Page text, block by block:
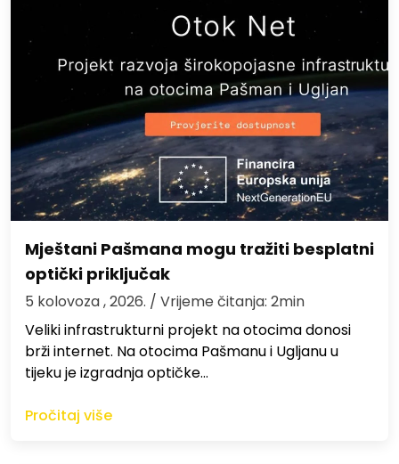
Mještani Pašmana mogu tražiti besplatni
optički priključak
5 kolovoza , 2026. / Vrijeme čitanja: 2min
Veliki infrastrukturni projekt na otocima donosi
brži internet. Na otocima Pašmanu i Ugljanu u
tijeku je izgradnja optičke…
Pročitaj više